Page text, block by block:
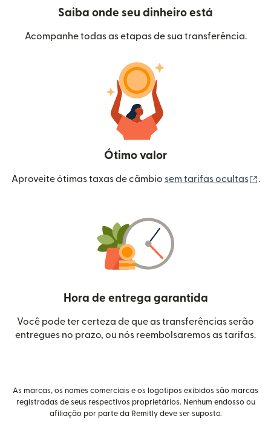
Saiba onde seu dinheiro está
Acompanhe todas as etapas de sua transferência.
Ótimo valor
Aproveite ótimas taxas de câmbio sem tarifas ocultas .
Hora de entrega garantida
Você pode ter certeza de que as transferências serão
entregues no prazo, ou nós reembolsaremos as tarifas.
As marcas, os nomes comerciais e os logotipos exibidos são marcas
registradas de seus respectivos proprietários. Nenhum endosso ou
afiliação por parte da Remitly deve ser suposto.